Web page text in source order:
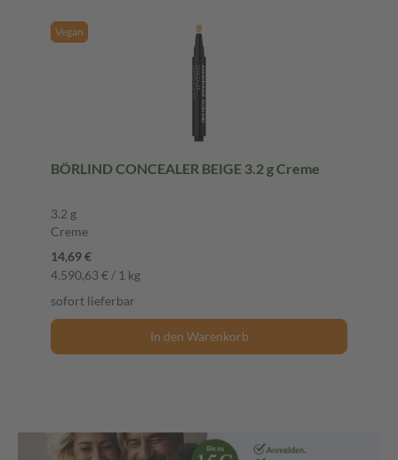
Vegan
BÖRLIND CONCEALER BEIGE 3.2 g Creme
3.2 g
Creme
14,69 €
4.590,63 € / 1 kg
sofort lieferbar
In den Warenkorb